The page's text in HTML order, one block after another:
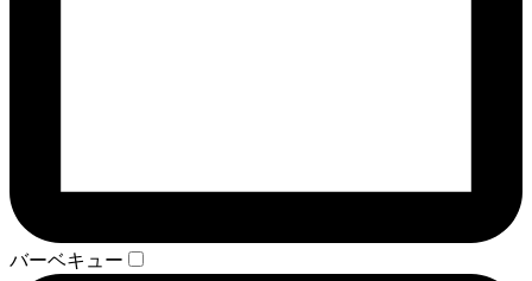
バーベキュー